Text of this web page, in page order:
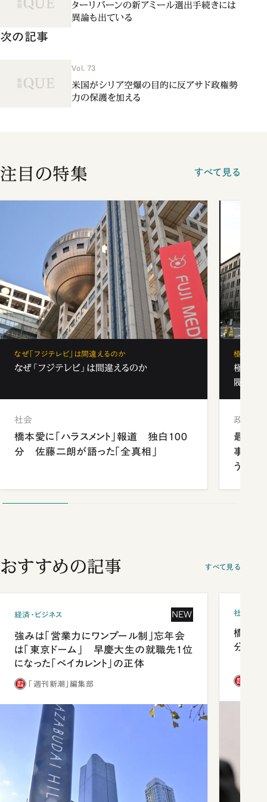
ターリバーンの新アミール選出手続きには
異論も出ている
次の記事
Vol. 73
米国がシリア空爆の目的に反アサド政権勢
力の保護を加える
注目の特集 すべて見る
なぜ「フジテレビ」は間違えるのか
なぜ「フジテレビ」は間違えるのか
社会
橋本愛に「ハラスメント」報道 独白100
分 佐藤二朗が語った「全真相」
極秘裏名
極秘裏
閥と出
政治
最強
事が象
う
おすすめの記事 すべて見る
経済・ビジネス NEW
強みは「営業力にワンプール制」忘年会
は「東京ドーム」 早慶大生の就職先1位
になった「ベイカレント」の正体
「週刊新潮」編集部
社会
橋本愛
分 佐